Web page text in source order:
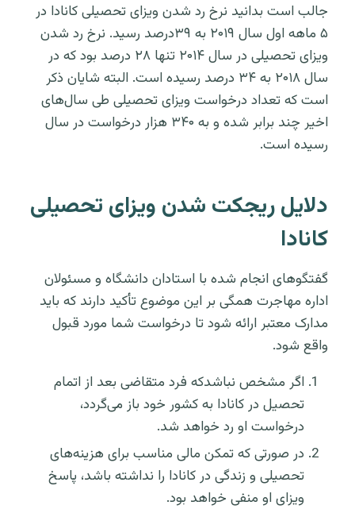
جالب است بدانید نرخ رد شدن ویزای تحصیلی کانادا در
۵ ماهه اول سال ۲۰۱۹ به ۳۹درصد رسید. نرخ رد شدن
ویزای تحصیلی در سال ۲۰۱۴ تنها ۲۸ درصد بود که در
سال ۲۰۱۸ به ۳۴ درصد رسیده است. البته شایان ذکر
است که تعداد درخواست ویزای تحصیلی طی سال‌های
اخیر چند برابر شده و به ۳۴۰ هزار درخواست در سال
رسیده است.
دلایل ریجکت شدن ویزای تحصیلی
کانادا
گفتگوهای انجام شده با استادان دانشگاه و مسئولان
اداره مهاجرت همگی بر این موضوع تأکید دارند که باید
مدارک معتبر ارائه شود تا درخواست شما مورد قبول
واقع شود.
اگر مشخص نباشدکه فرد متقاضی بعد از اتمام
تحصیل در کانادا به کشور خود باز می‌گردد،
درخواست او رد خواهد شد.
در صورتی که تمکن مالی مناسب برای هزینه‌های
تحصیلی و زندگی در کانادا را نداشته باشد، پاسخ
ویزای او منفی خواهد بود.